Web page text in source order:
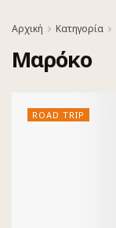
Αρχική Κατηγορία
Μαρόκο
ROAD TRIP